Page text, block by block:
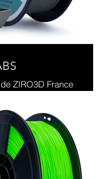
ZIRO3D France
à la chaleur,
et durables.